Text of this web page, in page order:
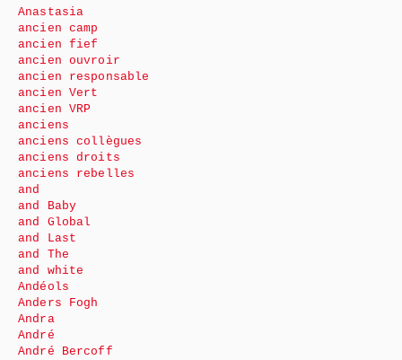
Anastasia
ancien camp
ancien fief
ancien ouvroir
ancien responsable
ancien Vert
ancien VRP
anciens
anciens collègues
anciens droits
anciens rebelles
and
and Baby
and Global
and Last
and The
and white
Andéols
Anders Fogh
Andra
André
André Bercoff